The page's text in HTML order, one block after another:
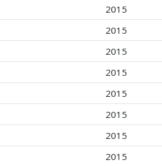
2015
2015
2015
2015
2015
2015
2015
2015